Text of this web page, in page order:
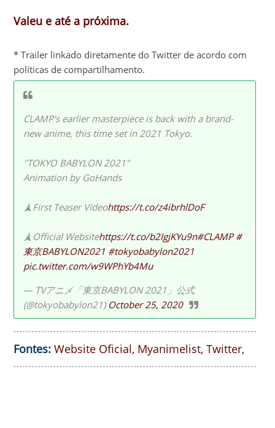
Valeu e até a próxima.
* Trailer linkado diretamente do Twitter de acordo com
políticas de compartilhamento.
CLAMP's earlier masterpiece is back with a brand-
new anime, this time set in 2021 Tokyo.
"TOKYO BABYLON 2021"
Animation by GoHands
🗼First Teaser Videohttps://t.co/z4ibrhlDoF
🗼Official Websitehttps://t.co/b2IgjKYu9n#CLAMP #
東京BABYLON2021 #tokyobabylon2021
pic.twitter.com/w9WPhYb4Mu
— TVアニメ「東京BABYLON 2021」公式
(@tokyobabylon21) October 25, 2020
Fontes: Website Oficial, Myanimelist, Twitter,